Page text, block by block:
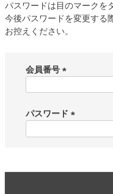
パスワードは目のマークを
今後パスワードを変更する
お控えください。
会員番号
須
)
パスワード